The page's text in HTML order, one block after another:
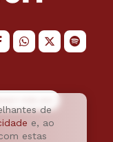
de
e, ao
estas